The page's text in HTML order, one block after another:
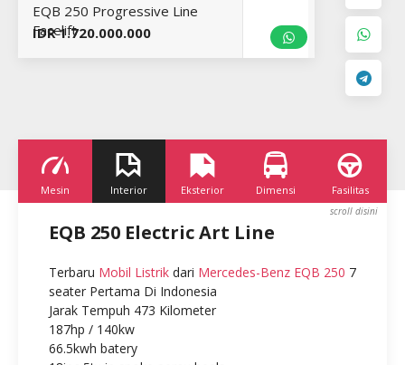
EQB 250 Progressive Line
Facelift
IDR 1.720.000.000
Mesin Interior Eksterior Dimensi Fasilitas
EQB 250 Electric Art Line
Terbaru Mobil Listrik dari Mercedes-Benz EQB 250 7
seater Pertama Di Indonesia
Jarak Tempuh 473 Kilometer
187hp / 140kw
66.5kwh batery